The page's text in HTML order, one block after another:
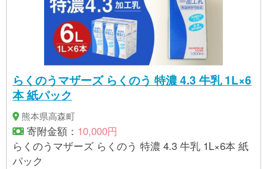
らくのうマザーズ らくのう 特濃 4.3 牛乳 1L×6
本 紙パック
熊本県高森町
寄附金額： 10,000円
らくのうマザーズ らくのう 特濃 4.3 牛乳 1L×6本 紙
パック